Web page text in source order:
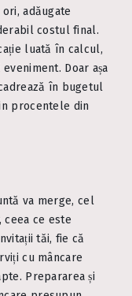
adăugate
costul final.
luată în calcul,
Doar așa
în bugetul
procentele din
va merge, cel
ceea ce este
tăi, fie că
cu mâncare
Prepararea și